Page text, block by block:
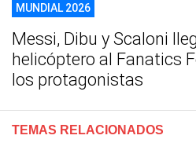
MUNDIAL 2026
Messi, Dibu y Scaloni
helicóptero al Fanatics
los protagonistas
TEMAS RELACIONADOS